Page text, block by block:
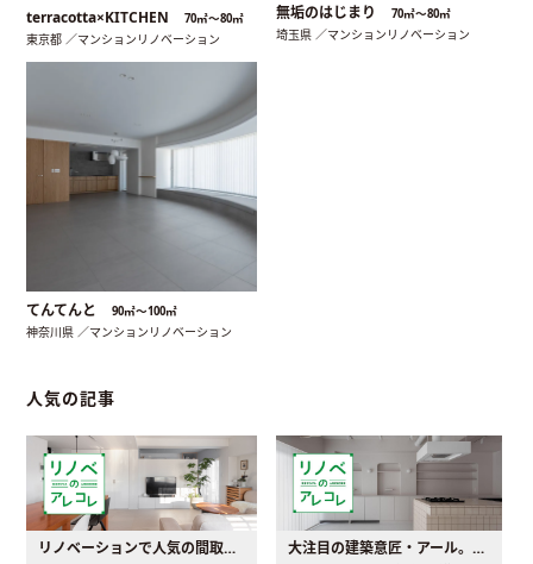
terracotta×KITCHEN 70㎡〜80㎡
東京都 ／マンションリノベーション
無垢のはじまり 70㎡〜80㎡
埼玉県 ／マンションリノベーション
てんてんと 90㎡〜100㎡
神奈川県 ／マンションリノベーション
人気の記事
リノベーションで人気の間取りとは？トレンドの間取りと実例を徹底解説 大注目の建築意匠・アール。人気の理由と空間に取り入れるポイント